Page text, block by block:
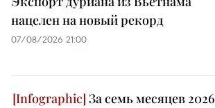
нацелен на новый рекорд
07/08/2026 21:00
За семь месяцев 2026